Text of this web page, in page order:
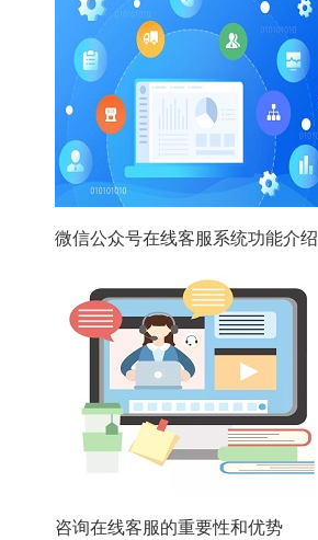
微信公众号在线客服系统功能介绍
咨询在线客服的重要性和优势